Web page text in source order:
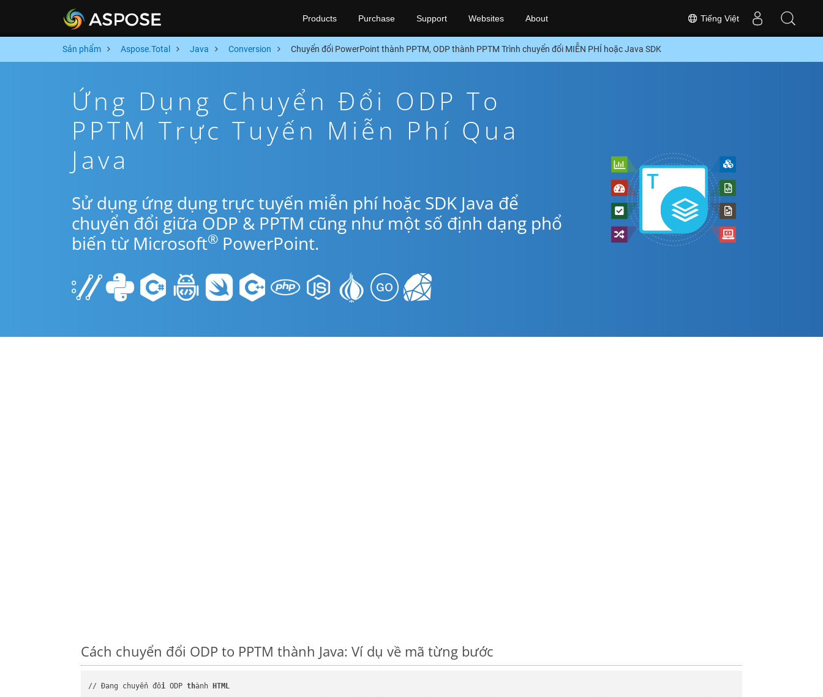
Tiếng Việt
Products Purchase Support Websites About
Sản phẩm Aspose.Total Java Conversion Chuyển đổi PowerPoint thành PPTM, ODP thành PPTM Trình chuyển đổi MIỄN PHÍ hoặc Java SDK
Ứng Dụng Chuyển Đổi ODP To
PPTM Trực Tuyến Miễn Phí Qua
Java
Sử dụng ứng dụng trực tuyến miễn phí hoặc SDK Java để
chuyển đổi giữa ODP & PPTM cũng như một số định dạng phổ
biến từ Microsoft® PowerPoint.
Cách chuyển đổi ODP to PPTM thành Java: Ví dụ về mã từng bước
// Đang chuyển đổi ODP thành
HTML